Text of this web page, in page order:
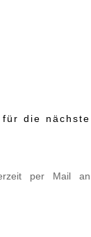
für die nächste
per Mail an